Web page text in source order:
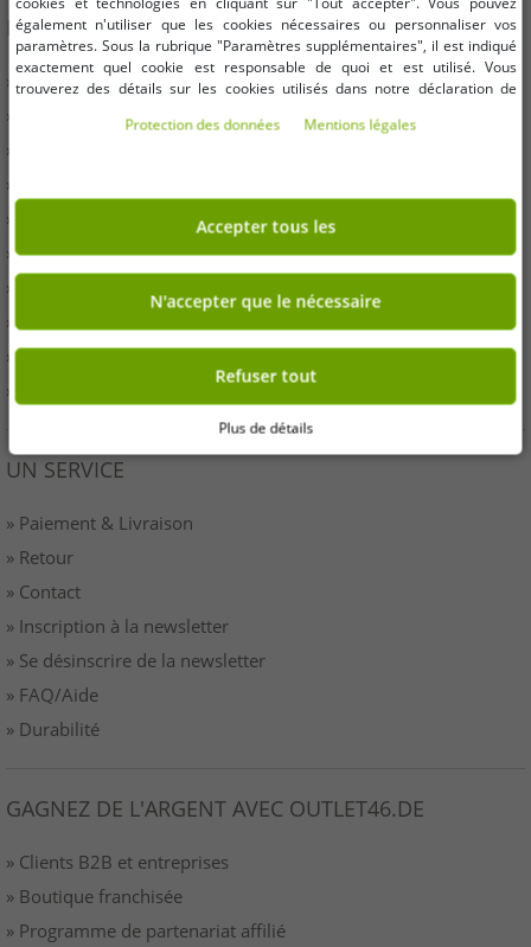
INFORMATION
» Entreprises
» Vos avantages
» Produits originaux et récompenses Outlet46
» Presse
» Droit de rétractation
» Conditions
» Imprimer
» Élimination de la batterie
» protection des données
» Paramètres des cookies
UN SERVICE
» Paiement & Livraison
» Retour
» Contact
» Inscription à la newsletter
» Se désinscrire de la newsletter
» FAQ/Aide
» Durabilité
GAGNEZ DE L'ARGENT AVEC OUTLET46.DE
» Clients B2B et entreprises
» Boutique franchisée
» Programme de partenariat affilié
également n'utiliser que les cookies nécessaires ou personnaliser vos
paramètres. Sous la rubrique "Paramètres supplémentaires", il est indiqué
exactement quel cookie est responsable de quoi et est utilisé. Vous
trouverez des détails sur les cookies utilisés dans notre déclaration de
consentement à tout moment. Les coordonnées se trouvent dans les
Protection des données Mentions légales
Accepter tous les
N'accepter que le nécessaire
Refuser tout
Plus de détails